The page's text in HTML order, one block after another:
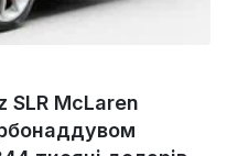
SLR McLaren